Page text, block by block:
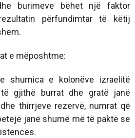
burimeve bëhet një faktor
përfundimtar të këtij
e mëposhtme:
shumica e kolonëve izraelitë
gjithë burrat dhe gratë janë
thirrjeve rezervë, numrat që
janë shumë më të paktë se